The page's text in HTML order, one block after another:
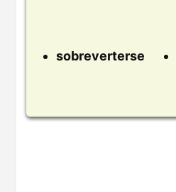
sobreverterse